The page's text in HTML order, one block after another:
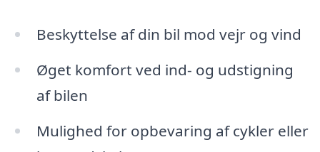
Beskyttelse af din bil mod vejr og vind
Øget komfort ved ind- og udstigning
af bilen
Mulighed for opbevaring af cykler eller